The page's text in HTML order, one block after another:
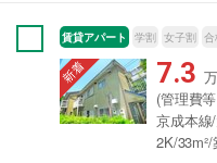
賃貸アパート 学割 女子割
7.3
(管理費
京成本
2K/